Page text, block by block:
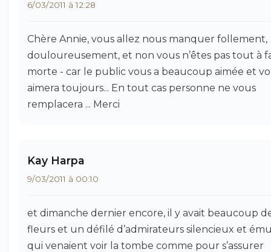
6/03/2011 à 12:28
Chère Annie, vous allez nous manquer follement,
douloureusement, et non vous n’êtes pas tout à
morte - car le public vous a beaucoup aimée et
aimera toujours... En tout cas personne ne vous
remplacera ... Merci
Kay Harpa
9/03/2011 à 00:10
et dimanche dernier encore, il y avait beaucoup
fleurs et un défilé d’admirateurs silencieux et
qui venaient voir la tombe comme pour s’assurer